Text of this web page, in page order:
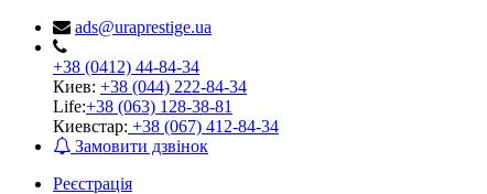
ads@uraprestige.ua
+38 (0412) 44-84-34
Киев: +38 (044) 222-84-34
Life:+38 (063) 128-38-81
Киевстар: +38 (067) 412-84-34
Замовити дзвінок
Реєстрація